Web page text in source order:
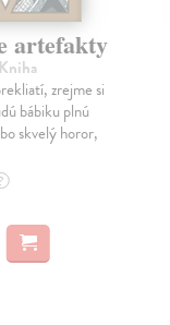
artefakty
zrejme si
bábiku plnú
skvelý horor,